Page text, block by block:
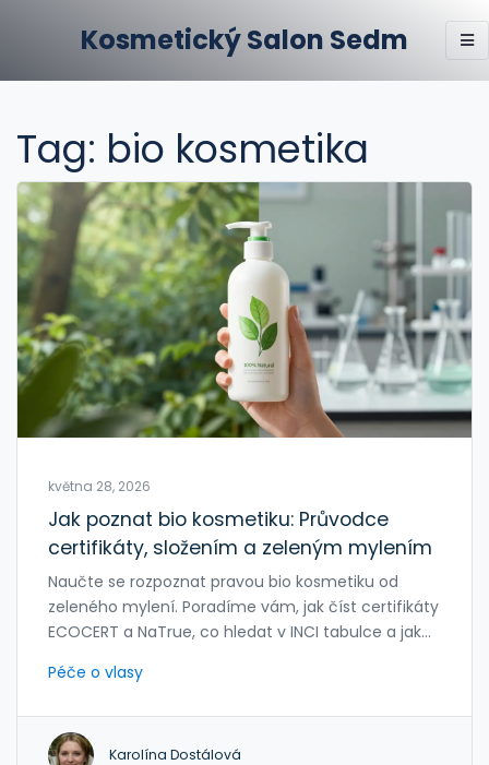
Kosmetický Salon Sedm
Tag: bio kosmetika
května 28, 2026
Jak poznat bio kosmetiku: Průvodce
certifikáty, složením a zeleným mylením
Naučte se rozpoznat pravou bio kosmetiku od
zeleného mylení. Poradíme vám, jak číst certifikáty
ECOCERT a NaTrue, co hledat v INCI tabulce a jak
Péče o vlasy
Karolína Dostálová